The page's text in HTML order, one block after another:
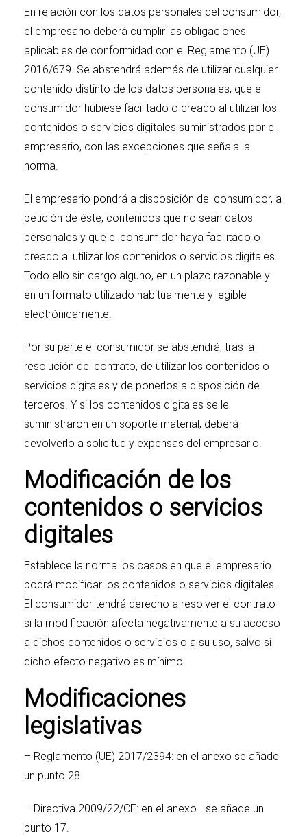
En relación con los datos personales del consumidor,
el empresario deberá cumplir las obligaciones
aplicables de conformidad con el Reglamento (UE)
2016/679. Se abstendrá además de utilizar cualquier
contenido distinto de los datos personales, que el
consumidor hubiese facilitado o creado al utilizar los
contenidos o servicios digitales suministrados por el
empresario, con las excepciones que señala la
norma.
El empresario pondrá a disposición del consumidor, a
petición de éste, contenidos que no sean datos
personales y que el consumidor haya facilitado o
creado al utilizar los contenidos o servicios digitales.
Todo ello sin cargo alguno, en un plazo razonable y
en un formato utilizado habitualmente y legible
electrónicamente.
Por su parte el consumidor se abstendrá, tras la
resolución del contrato, de utilizar los contenidos o
servicios digitales y de ponerlos a disposición de
terceros. Y si los contenidos digitales se le
suministraron en un soporte material, deberá
devolverlo a solicitud y expensas del empresario.
Modificación de los
contenidos o servicios
digitales
Establece la norma los casos en que el empresario
podrá modificar los contenidos o servicios digitales.
El consumidor tendrá derecho a resolver el contrato
si la modificación afecta negativamente a su acceso
a dichos contenidos o servicios o a su uso, salvo si
dicho efecto negativo es mínimo.
Modificaciones
legislativas
– Reglamento (UE) 2017/2394: en el anexo se añade
un punto 28.
– Directiva 2009/22/CE: en el anexo I se añade un
punto 17.